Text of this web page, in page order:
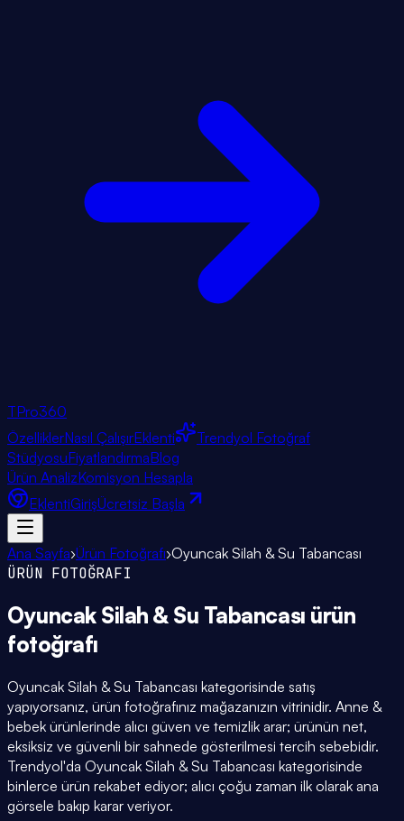
TPro360
ÖzelliklerNasıl ÇalışırEklenti
Trendyol Fotoğraf
StüdyosuFiyatlandırmaBlog
Ürün AnalizKomisyon Hesapla
EklentiGirişÜcretsiz Başla
Ana Sayfa›Ürün Fotoğrafı›Oyuncak Silah & Su Tabancası
ÜRÜN FOTOĞRAFI
Oyuncak Silah & Su Tabancası ürün
fotoğrafı
Oyuncak Silah & Su Tabancası kategorisinde satış
yapıyorsanız, ürün fotoğrafınız mağazanızın vitrinidir. Anne &
bebek ürünlerinde alıcı güven ve temizlik arar; ürünün net,
eksiksiz ve güvenli bir sahnede gösterilmesi tercih sebebidir.
Trendyol'da Oyuncak Silah & Su Tabancası kategorisinde
binlerce ürün rekabet ediyor; alıcı çoğu zaman ilk olarak ana
görsele bakıp karar veriyor.